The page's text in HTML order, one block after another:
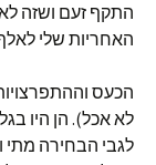
התקף זעם ושזה
האחריות שלי
הכעס
לא אכל). הן היו
לגבי הבחירה מתי